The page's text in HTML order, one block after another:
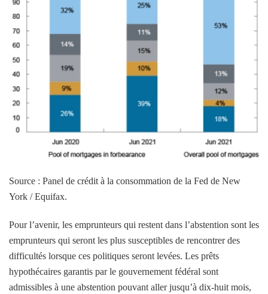
Source : Panel de crédit à la consommation de la Fed de New
York / Equifax.
Pour l’avenir, les emprunteurs qui restent dans l’abstention sont les
emprunteurs qui seront les plus susceptibles de rencontrer des
difficultés lorsque ces politiques seront levées. Les prêts
hypothécaires garantis par le gouvernement fédéral sont
admissibles à une abstention pouvant aller jusqu’à dix-huit mois,